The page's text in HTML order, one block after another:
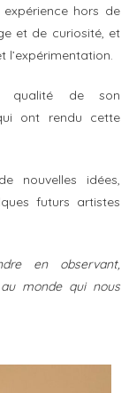
hors de
et de curiosité, et
l’expérimentation.
de son
ont rendu cette
nouvelles idées,
futurs artistes
en observant,
monde qui nous